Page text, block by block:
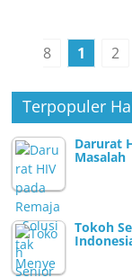
8
1 2
Terpopuler
Darurat
Masalah
Tokoh